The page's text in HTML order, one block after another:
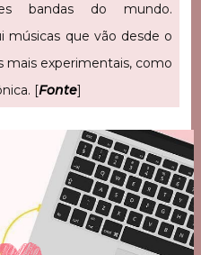
bandas do mundo.
músicas que vão desde o
mais experimentais, como
[Fonte]